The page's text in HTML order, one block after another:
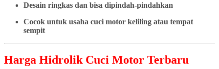
Desain ringkas dan bisa dipindah-pindahkan
Cocok untuk usaha cuci motor keliling atau tempat
sempit
Harga Hidrolik Cuci Motor Terbaru